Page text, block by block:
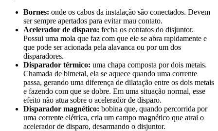
Bornes: onde os cabos da instalação são conectados. Devem
ser sempre apertados para evitar mau contato.
Acelerador de disparo: fecha os contatos do disjuntor.
Possui uma mola que faz com que ele se abra rapidamente e
que pode ser acionada pela alavanca ou por um dos
disparadores.
Disparador térmico: uma chapa composta por dois metais.
Chamada de bimetal, ela se aquece quando uma corrente
passa, gerando uma diferença de dilatação entre os dois metais
e fazendo com que se dobre. Em uma situação normal, esse
efeito não atua sobre o acelerador de disparo.
Disparador magnético: bobina que, quando percorrida por
uma corrente elétrica, cria um campo magnético que atrai o
acelerador de disparo, desarmando o disjuntor.